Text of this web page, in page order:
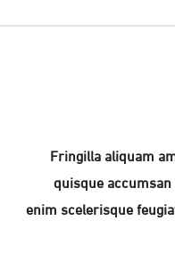
Fringilla aliquam
quisque
enim scelerisque